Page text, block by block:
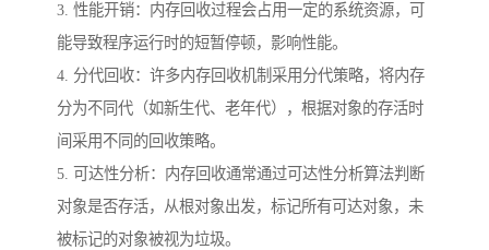
3. 性能开销：内存回收过程会占用一定的系统资源，可
能导致程序运行时的短暂停顿，影响性能。
4. 分代回收：许多内存回收机制采用分代策略，将内存
分为不同代（如新生代、老年代），根据对象的存活时
间采用不同的回收策略。
5. 可达性分析：内存回收通常通过可达性分析算法判断
对象是否存活，从根对象出发，标记所有可达对象，未
被标记的对象被视为垃圾。